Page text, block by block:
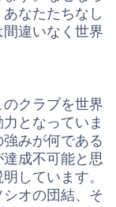
なたたちなし
違いなく世界
のクラブを世界
となっていま
みが何である
成不可能と思
しています。
オの団結、そ